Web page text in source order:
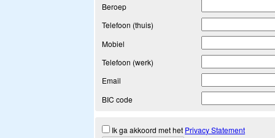
Beroep
Telefoon (thuis)
Mobiel
Telefoon (werk)
Email
BIC code
Ik ga akkoord met het Privacy Statement